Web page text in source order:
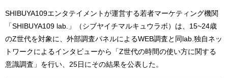
SHIBUYA109エンタテイメントが運営する若者マーケティング機関
「SHIBUYA109 lab.」（シブヤイチマルキュウラボ）は、15~24歳
のZ世代を対象に、外部調査パネルによるWEB調査と同lab.独自ネッ
トワークによるインタビューから「Z世代の時間の使い方に関する
意識調査」を行い、25日にその結果を公表した。